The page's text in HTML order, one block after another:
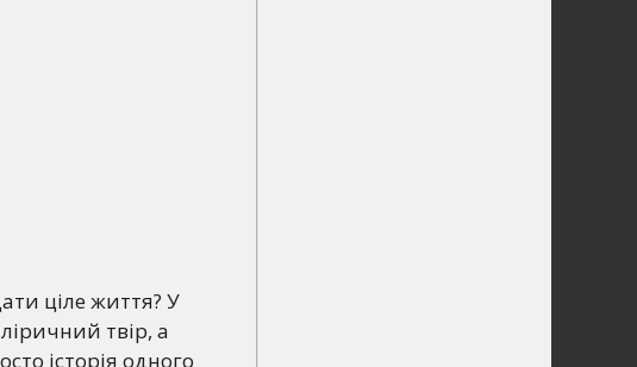
ціле життя? У
твір, а
історія одного